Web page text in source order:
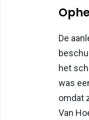
De
het
was
omdat
Van